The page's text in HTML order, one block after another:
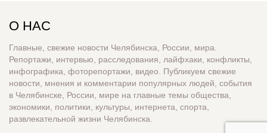
О НАС
Главные, свежие новости Челябинска, России, мира.
Репортажи, интервью, расследования, лайфхаки, конфликты,
инфографика, фоторепортажи, видео. Публикуем свежие
новости, мнения и комментарии популярных людей, события
в Челябинске, России, мире на главные темы общества,
экономики, политики, культуры, интернета, спорта,
развлекательной жизни Челябинска.